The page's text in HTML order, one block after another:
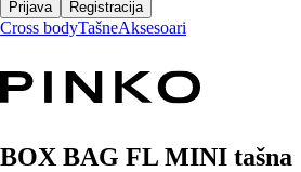
Prijava Registracija
Cross bodyTašneAksesoari
BOX BAG FL MINI tašna